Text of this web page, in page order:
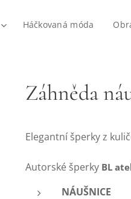
Háčkovaná móda
Záhněda
Elegantní šperky z
Autorské šperky BL
NÁUŠNICE